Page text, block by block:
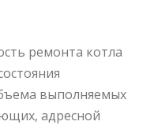
ремонта котла
выполняемых
адресной